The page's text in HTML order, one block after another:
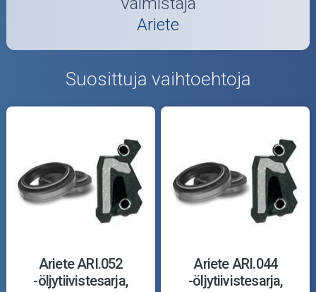
Ariete
Suosittuja vaihtoehtoja
Ariete ARI.052
-öljytiivistesarja,
Ariete ARI.044
-öljytiivistesarja,